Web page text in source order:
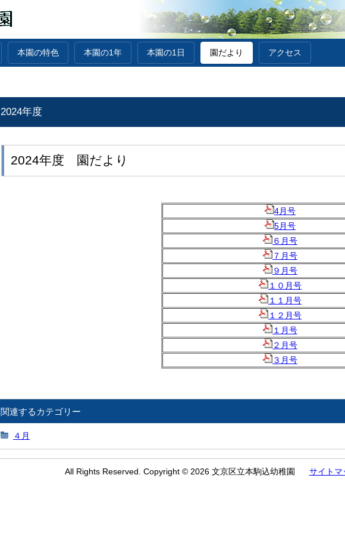
本園の特色 本園の1年 本園の1日 園だより アクセス
2024年度
2024年度 園だより
4月号
5月号
６月号
７月号
９月号
１０月号
１１月号
１２月号
１月号
２月号
３月号
関連するカテゴリー
４月
All Rights Reserved. Copyright © 2026 文京区立本駒込幼稚園 サイトマ